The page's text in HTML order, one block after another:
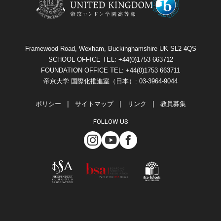
Framewood Road, Wexham, Buckinghamshire UK SL2 4QS
SCHOOL OFFICE TEL: +44(0)1753 663712
FOUNDATION OFFICE TEL: +44(0)1753 663711
帝京大学 国際化推進室（日本）: 03-3964-9044
ポリシー サイトマップ リンク 教員募集
FOLLOW US